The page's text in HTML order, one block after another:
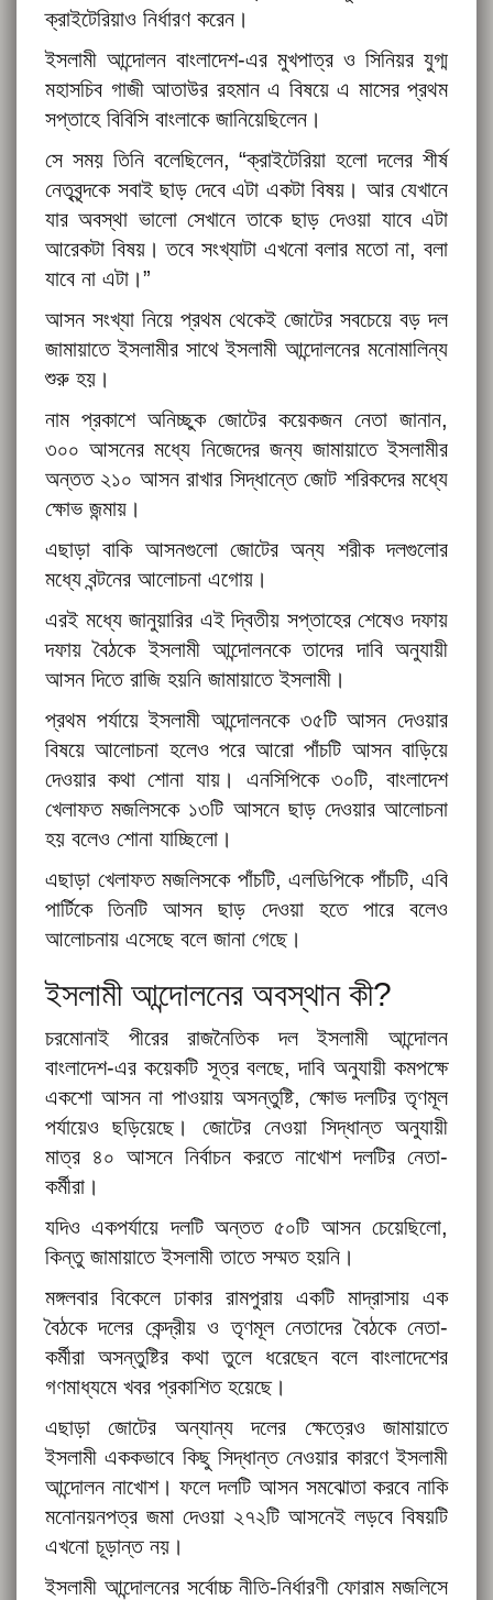
ক্রাইটেরিয়াও নির্ধারণ করেন।
ইসলামী আন্দোলন বাংলাদেশ-এর মুখপাত্র ও সিনিয়র যুগ্ম
মহাসচিব গাজী আতাউর রহমান এ বিষয়ে এ মাসের প্রথম
সপ্তাহে বিবিসি বাংলাকে জানিয়েছিলেন।
সে সময় তিনি বলেছিলেন, “ক্রাইটেরিয়া হলো দলের শীর্ষ
নেতৃবৃন্দকে সবাই ছাড় দেবে এটা একটা বিষয়। আর যেখানে
যার অবস্থা ভালো সেখানে তাকে ছাড় দেওয়া যাবে এটা
আরেকটা বিষয়। তবে সংখ্যাটা এখনো বলার মতো না, বলা
যাবে না এটা।”
আসন সংখ্যা নিয়ে প্রথম থেকেই জোটের সবচেয়ে বড় দল
জামায়াতে ইসলামীর সাথে ইসলামী আন্দোলনের মনোমালিন্য
শুরু হয়।
নাম প্রকাশে অনিচ্ছুক জোটের কয়েকজন নেতা জানান,
৩০০ আসনের মধ্যে নিজেদের জন্য জামায়াতে ইসলামীর
অন্তত ২১০ আসন রাখার সিদ্ধান্তে জোট শরিকদের মধ্যে
ক্ষোভ জন্মায়।
এছাড়া বাকি আসনগুলো জোটের অন্য শরীক দলগুলোর
মধ্যে বন্টনের আলোচনা এগোয়।
এরই মধ্যে জানুয়ারির এই দ্বিতীয় সপ্তাহের শেষেও দফায়
দফায় বৈঠকে ইসলামী আন্দোলনকে তাদের দাবি অনুযায়ী
আসন দিতে রাজি হয়নি জামায়াতে ইসলামী।
প্রথম পর্যায়ে ইসলামী আন্দোলনকে ৩৫টি আসন দেওয়ার
বিষয়ে আলোচনা হলেও পরে আরো পাঁচটি আসন বাড়িয়ে
দেওয়ার কথা শোনা যায়। এনসিপিকে ৩০টি, বাংলাদেশ
খেলাফত মজলিসকে ১৩টি আসনে ছাড় দেওয়ার আলোচনা
হয় বলেও শোনা যাচ্ছিলো।
এছাড়া খেলাফত মজলিসকে পাঁচটি, এলডিপিকে পাঁচটি, এবি
পার্টিকে তিনটি আসন ছাড় দেওয়া হতে পারে বলেও
আলোচনায় এসেছে বলে জানা গেছে।
ইসলামী আন্দোলনের অবস্থান কী?
চরমোনাই পীরের রাজনৈতিক দল ইসলামী আন্দোলন
বাংলাদেশ-এর কয়েকটি সূত্র বলছে, দাবি অনুযায়ী কমপক্ষে
‌একশো আসন না পাওয়ায় অসন্তুষ্টি, ক্ষোভ দলটির তৃণমূল
পর্যায়েও ছড়িয়েছে। জোটের নেওয়া সিদ্ধান্ত অনুযায়ী
মাত্র ৪০ আসনে নির্বাচন করতে নাখোশ দলটির নেতা-
কর্মীরা।
যদিও একপর্যায়ে দলটি অন্তত ৫০টি আসন চেয়েছিলো,
কিন্তু জামায়াতে ইসলামী তাতে সম্মত হয়নি।
মঙ্গলবার বিকেলে ঢাকার রামপুরায় একটি মাদ্রাসায় এক
বৈঠকে দলের কেন্দ্রীয় ও তৃণমূল নেতাদের বৈঠকে নেতা-
কর্মীরা অসন্তুষ্টির কথা তুলে ধরেছেন বলে বাংলাদেশের
গণমাধ্যমে খবর প্রকাশিত হয়েছে।
এছাড়া জোটের অন্যান্য দলের ক্ষেত্রেও জামায়াতে
ইসলামী এককভাবে কিছু সিদ্ধান্ত নেওয়ার কারণে ইসলামী
আন্দোলন নাখোশ। ফলে দলটি আসন সমঝোতা করবে নাকি
মনোনয়নপত্র জমা দেওয়া ২৭২টি আসনেই লড়বে বিষয়টি
এখনো চূড়ান্ত নয়।
ইসলামী আন্দোলনের সর্বোচ্চ নীতি-নির্ধারণী ফোরাম মজলিসে